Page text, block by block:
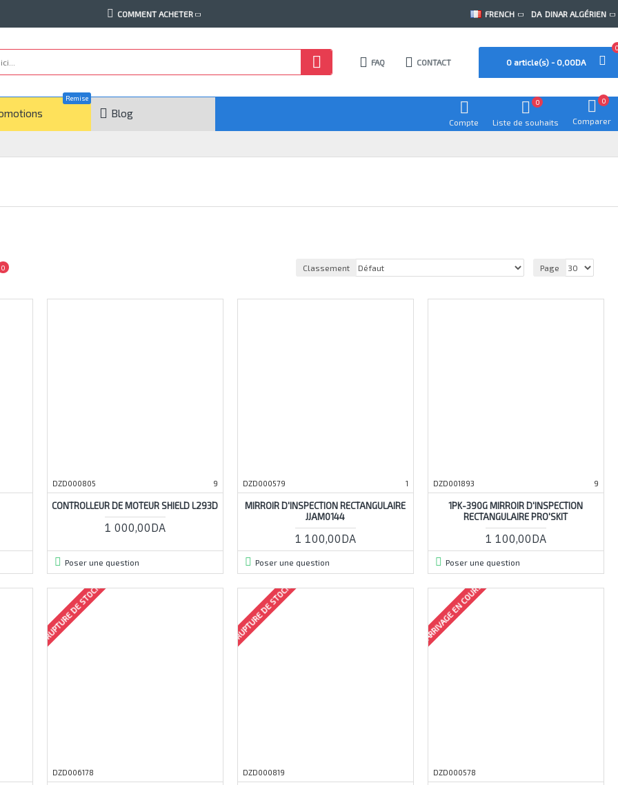
COMMENT ACHETER FRENCH DA DINAR ALGÉRIEN
FAQ CONTACT 0 article(s) - 0,00DA
Remise
Blog
Compte Liste de souhaits
0
Comparer
0
0 Classement Page
DZD000805 9
CONTROLLEUR DE MOTEUR SHIELD L293D
1 000,00DA
Poser une question
DZD000579 1
MIRROIR D'INSPECTION RECTANGULAIRE
JJAM0144
1 100,00DA
Poser une question
DZD001893 9
1PK-390G MIRROIR D'INSPECTION
RECTANGULAIRE PRO'SKIT
1 100,00DA
Poser une question
RUPTURE DE STOCK
DZD006178
RUPTURE DE STOCK
DZD000819
ARRIVAGE EN COURS
DZD000578